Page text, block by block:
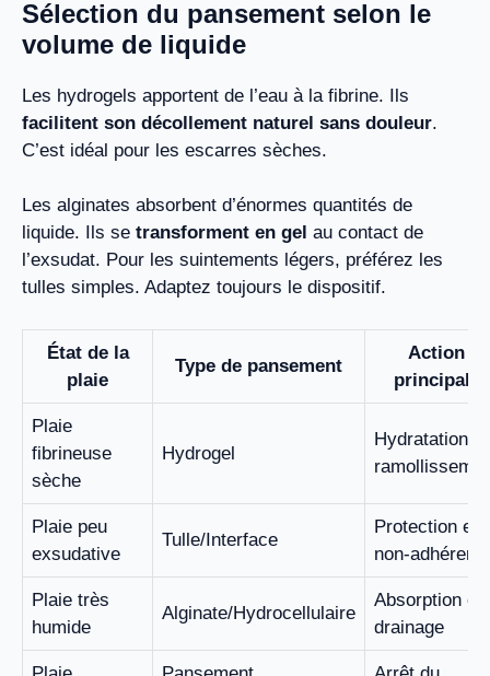
Sélection du pansement selon le
volume de liquide
Les hydrogels apportent de l’eau à la fibrine. Ils
facilitent son décollement naturel sans douleur.
C’est idéal pour les escarres sèches.
Les alginates absorbent d’énormes quantités de
liquide. Ils se transforment en gel au contact de
l’exsudat. Pour les suintements légers, préférez les
tulles simples. Adaptez toujours le dispositif.
État de la
plaie
Type de pansement
Action
principale
Plaie
fibrineuse
sèche
Hydrogel
Hydratation et
Plaie peu
exsudative
Tulle/Interface
Protection et
non-
Plaie très
humide
Alginate/Hydrocellulaire
Absorption et
drainage